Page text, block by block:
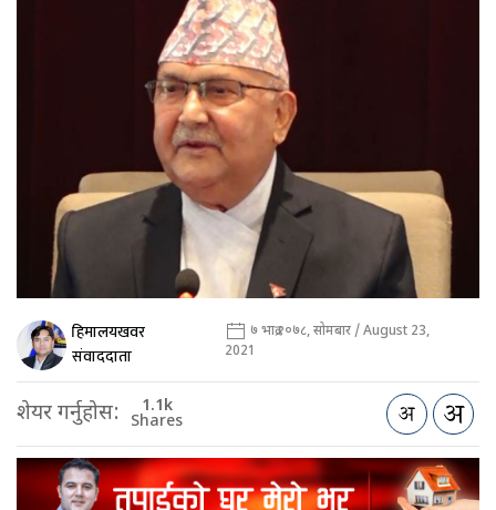
हिमालयखवर
संवाददाता
७ भाद्र २०७८, सोमबार / August 23,
2021
शेयर गर्नुहोस: 1.1k
Shares